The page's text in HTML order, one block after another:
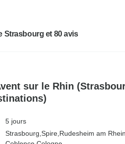
Strasbourg et 80 avis
sur le Rhin
5 jours
Strasbourg, Spire, Rudesheim am Rhein,